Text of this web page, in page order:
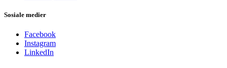
Sosiale medier
Facebook
Instagram
LinkedIn